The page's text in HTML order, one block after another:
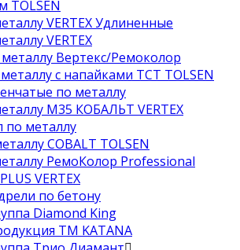
TOLSEN
VERTEX Удлиненные
VERTEX
Вертекс/Ремоколор
с напайками TCT TOLSEN
по металлу
М35 КОБАЛЬТ VERTEX
по металлу
COBALT TOLSEN
РемоКолор Professional
VERTEX
по бетону
Diamond King
ТМ KATANA